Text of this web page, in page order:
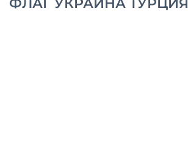
ФЛАГ УКРАИНА ТУРЦИЯ